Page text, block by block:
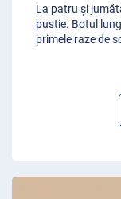
La patru și
pustie. Botul
primele raze de